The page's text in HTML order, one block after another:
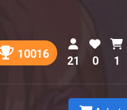
10016
21 0 1